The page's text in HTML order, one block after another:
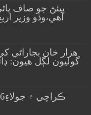
پيئڻ جو صاف
آهي،وڏو وزير
گوليون لڳل هيون: